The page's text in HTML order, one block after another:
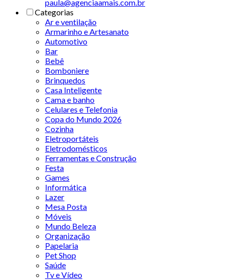
paula@agenciaamais.com.br
Categorias
Ar e ventilação
Armarinho e Artesanato
Automotivo
Bar
Bebê
Bomboniere
Brinquedos
Casa Inteligente
Cama e banho
Celulares e Telefonia
Copa do Mundo 2026
Cozinha
Eletroportáteis
Eletrodomésticos
Ferramentas e Construção
Festa
Games
Informática
Lazer
Mesa Posta
Móveis
Mundo Beleza
Organização
Papelaria
Pet Shop
Saúde
Tv e Vídeo